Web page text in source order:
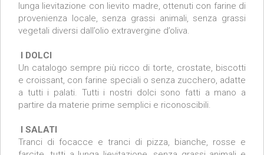
lunga lievitazione con lievito madre, ottenuti con farine di
provenienza locale, senza grassi animali, senza grassi
vegetali diversi dall’olio extravergine d’oliva.
I DOLCI
Un catalogo sempre più ricco di torte, crostate, biscotti
e croissant, con farine speciali o senza zucchero, adatte
a tutti i palati. Tutti i nostri dolci sono fatti a mano a
partire da materie prime semplici e riconoscibili.
I SALATI
Tranci di focacce e tranci di pizza, bianche, rosse e